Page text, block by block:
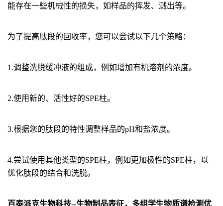
能存在一些机械性的损失，如样品的挥发、溅出等。
为了提高肽段的回收率，您可以尝试以下几个策略：
1.调整洗脱缓冲液的组成，例如增加有机溶剂的浓度。
2.使用新的、活性好的SPE柱。
3.根据您的肽段的特性调整样品的pH和盐浓度。
4.尝试使用其他类型的SPE柱，例如更加极性的SPE柱，以
优化肽段的结合和洗脱。
百泰派克生物科技--生物制品表征，多组学生物质谱检测优